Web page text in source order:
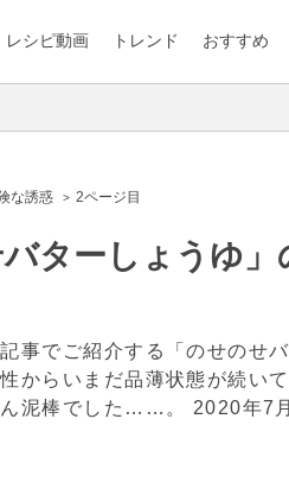
レシピ動画 トレンド おすすめ
な誘惑 2ページ目
ターしょうゆ」
事でご紹介する「のせのせバ
からいまだ品薄状態が続い
ん泥棒でした……。 2020年7